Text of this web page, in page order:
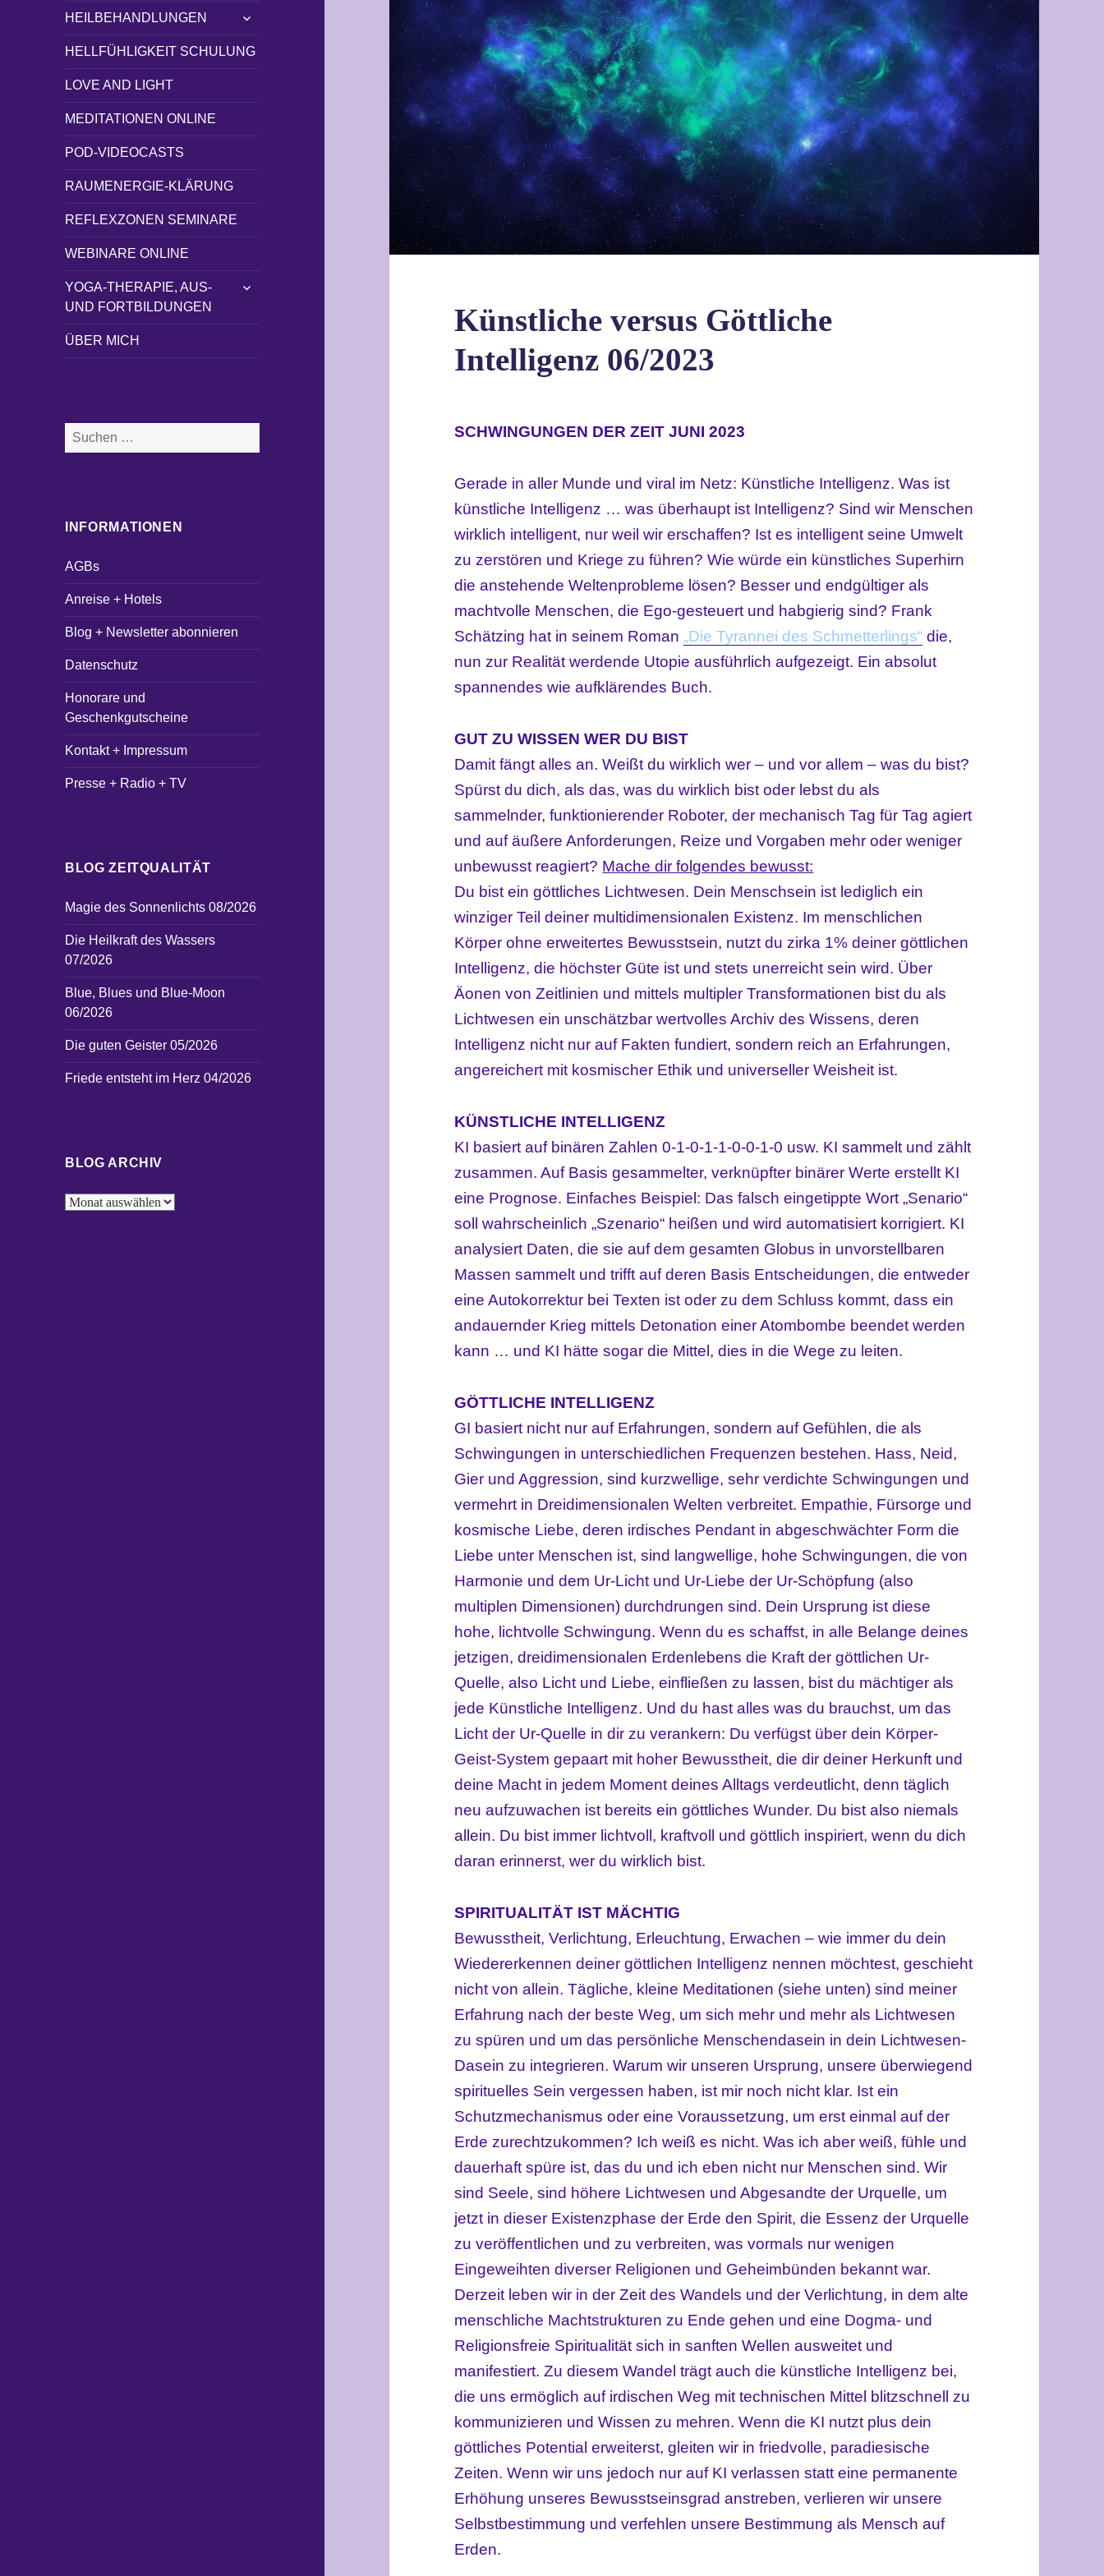
HEILBEHANDLUNGEN
öffnen
HELLFÜHLIGKEIT SCHULUNG
LOVE AND LIGHT
MEDITATIONEN ONLINE
POD-VIDEOCASTS
RAUMENERGIE-KLÄRUNG
REFLEXZONEN SEMINARE
WEBINARE ONLINE
YOGA-THERAPIE, AUS-
UND FORTBILDUNGEN
öffnen
ÜBER MICH
Suchen
nach:
INFORMATIONEN
AGBs
Anreise + Hotels
Blog + Newsletter abonnieren
Datenschutz
Honorare und
Geschenkgutscheine
Kontakt + Impressum
Presse + Radio + TV
BLOG ZEITQUALITÄT
Magie des Sonnenlichts 08/2026
Die Heilkraft des Wassers
07/2026
Blue, Blues und Blue-Moon
06/2026
Die guten Geister 05/2026
Friede entsteht im Herz 04/2026
BLOG ARCHIV
Blog
Künstliche versus Göttliche
Intelligenz 06/2023
SCHWINGUNGEN DER ZEIT JUNI 2023
Gerade in aller Munde und viral im Netz: Künstliche Intelligenz. Was ist
künstliche Intelligenz … was überhaupt ist Intelligenz? Sind wir Menschen
wirklich intelligent, nur weil wir erschaffen? Ist es intelligent seine Umwelt
zu zerstören und Kriege zu führen? Wie würde ein künstliches Superhirn
die anstehende Weltenprobleme lösen? Besser und endgültiger als
machtvolle Menschen, die Ego-gesteuert und habgierig sind? Frank
Schätzing hat in seinem Roman„Die Tyrannei des Schmetterlings“ die,
nun zur Realität werdende Utopie ausführlich aufgezeigt. Ein absolut
spannendes wie aufklärendes Buch.
GUT ZU WISSEN WER DU BIST
Damit fängt alles an. Weißt du wirklich wer – und vor allem – was du bist?
Spürst du dich, als das, was du wirklich bist oder lebst du als
sammelnder, funktionierender Roboter, der mechanisch Tag für Tag agiert
und auf äußere Anforderungen, Reize und Vorgaben mehr oder weniger
unbewusst reagiert? Mache dir folgendes bewusst:
Du bist ein göttliches Lichtwesen. Dein Menschsein ist lediglich ein
winziger Teil deiner multidimensionalen Existenz. Im menschlichen
Körper ohne erweitertes Bewusstsein, nutzt du zirka 1% deiner göttlichen
Intelligenz, die höchster Güte ist und stets unerreicht sein wird. Über
Äonen von Zeitlinien und mittels multipler Transformationen bist du als
Lichtwesen ein unschätzbar wertvolles Archiv des Wissens, deren
Intelligenz nicht nur auf Fakten fundiert, sondern reich an Erfahrungen,
angereichert mit kosmischer Ethik und universeller Weisheit ist.
KÜNSTLICHE INTELLIGENZ
KI basiert auf binären Zahlen 0-1-0-1-1-0-0-1-0 usw. KI sammelt und zählt
zusammen. Auf Basis gesammelter, verknüpfter binärer Werte erstellt KI
eine Prognose. Einfaches Beispiel: Das falsch eingetippte Wort „Senario“
soll wahrscheinlich „Szenario“ heißen und wird automatisiert korrigiert. KI
analysiert Daten, die sie auf dem gesamten Globus in unvorstellbaren
Massen sammelt und trifft auf deren Basis Entscheidungen, die entweder
eine Autokorrektur bei Texten ist oder zu dem Schluss kommt, dass ein
andauernder Krieg mittels Detonation einer Atombombe beendet werden
kann … und KI hätte sogar die Mittel, dies in die Wege zu leiten.
GÖTTLICHE INTELLIGENZ
GI basiert nicht nur auf Erfahrungen, sondern auf Gefühlen, die als
Schwingungen in unterschiedlichen Frequenzen bestehen. Hass, Neid,
Gier und Aggression, sind kurzwellige, sehr verdichte Schwingungen und
vermehrt in Dreidimensionalen Welten verbreitet. Empathie, Fürsorge und
kosmische Liebe, deren irdisches Pendant in abgeschwächter Form die
Liebe unter Menschen ist, sind langwellige, hohe Schwingungen, die von
Harmonie und dem Ur-Licht und Ur-Liebe der Ur-Schöpfung (also
multiplen Dimensionen) durchdrungen sind. Dein Ursprung ist diese
hohe, lichtvolle Schwingung. Wenn du es schaffst, in alle Belange deines
jetzigen, dreidimensionalen Erdenlebens die Kraft der göttlichen Ur-
Quelle, also Licht und Liebe, einfließen zu lassen, bist du mächtiger als
jede Künstliche Intelligenz. Und du hast alles was du brauchst, um das
Licht der Ur-Quelle in dir zu verankern: Du verfügst über dein Körper-
Geist-System gepaart mit hoher Bewusstheit, die dir deiner Herkunft und
deine Macht in jedem Moment deines Alltags verdeutlicht, denn täglich
neu aufzuwachen ist bereits ein göttliches Wunder. Du bist also niemals
allein. Du bist immer lichtvoll, kraftvoll und göttlich inspiriert, wenn du dich
daran erinnerst, wer du wirklich bist.
SPIRITUALITÄT IST MÄCHTIG
Bewusstheit, Verlichtung, Erleuchtung, Erwachen – wie immer du dein
Wiedererkennen deiner göttlichen Intelligenz nennen möchtest, geschieht
nicht von allein. Tägliche, kleine Meditationen (siehe unten) sind meiner
Erfahrung nach der beste Weg, um sich mehr und mehr als Lichtwesen
zu spüren und um das persönliche Menschendasein in dein Lichtwesen-
Dasein zu integrieren. Warum wir unseren Ursprung, unsere überwiegend
spirituelles Sein vergessen haben, ist mir noch nicht klar. Ist ein
Schutzmechanismus oder eine Voraussetzung, um erst einmal auf der
Erde zurechtzukommen? Ich weiß es nicht. Was ich aber weiß, fühle und
dauerhaft spüre ist, das du und ich eben nicht nur Menschen sind. Wir
sind Seele, sind höhere Lichtwesen und Abgesandte der Urquelle, um
jetzt in dieser Existenzphase der Erde den Spirit, die Essenz der Urquelle
zu veröffentlichen und zu verbreiten, was vormals nur wenigen
Eingeweihten diverser Religionen und Geheimbünden bekannt war.
Derzeit leben wir in der Zeit des Wandels und der Verlichtung, in dem alte
menschliche Machtstrukturen zu Ende gehen und eine Dogma- und
Religionsfreie Spiritualität sich in sanften Wellen ausweitet und
manifestiert. Zu diesem Wandel trägt auch die künstliche Intelligenz bei,
die uns ermöglich auf irdischen Weg mit technischen Mittel blitzschnell zu
kommunizieren und Wissen zu mehren. Wenn die KI nutzt plus dein
göttliches Potential erweiterst, gleiten wir in friedvolle, paradiesische
Zeiten. Wenn wir uns jedoch nur auf KI verlassen statt eine permanente
Erhöhung unseres Bewusstseinsgrad anstreben, verlieren wir unsere
Selbstbestimmung und verfehlen unsere Bestimmung als Mensch auf
Erden.